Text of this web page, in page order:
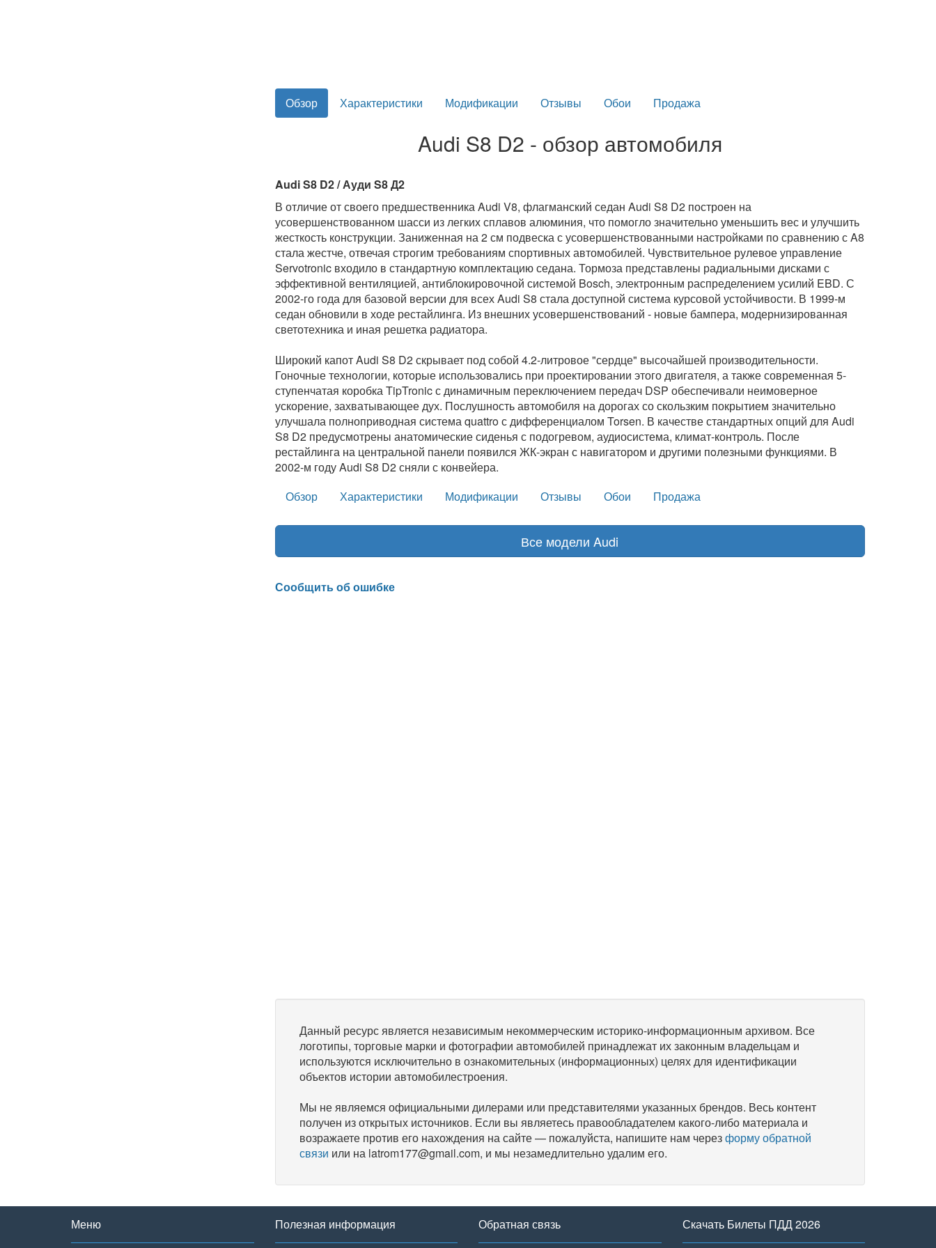
Обзор Характеристики Модификации Отзывы Обои Продажа
Audi S8 D2 - обзор автомобиля
Audi S8 D2 / Ауди S8 Д2
В отличие от своего предшественника Audi V8, флагманский седан Audi S8 D2 построен на
усовершенствованном шасси из легких сплавов алюминия, что помогло значительно уменьшить вес и улучшить
жесткость конструкции. Заниженная на 2 см подвеска с усовершенствованными настройками по сравнению с A8
стала жестче, отвечая строгим требованиям спортивных автомобилей. Чувствительное рулевое управление
Servotronic входило в стандaртную комплектацию седана. Тормоза представлены радиальными дисками с
эффективной вентиляцией, антиблокировочной системой Bosch, электронным распределением усилий EBD. С
2002-го года для базовой версии для всех Audi S8 стала доступной система курсовой устойчивости. В 1999-м
седан обновили в ходе рестайлинга. Из внешних усовершенствований - новые бампера, модернизированная
светотехника и иная решетка радиатора.
Широкий капот Audi S8 D2 скрывает под собой 4.2-литровое "сердце" высочайшей производительности.
Гоночные технологии, которые использовались при проектировании этого двигателя, а также современная 5-
ступенчатая коробка TipTronic с динамичным переключением передач DSP обеспечивали неимоверное
ускорение, захватывающее дух. Послушность автомобиля на дорогах со скользким покрытием значительно
улучшала полноприводная система quattro с дифференциалом Torsen. В качестве стандартных опций для Audi
S8 D2 предусмотрены анатомические сиденья с подогревом, аудиосистема, климат-контроль. После
рестайлинга на центральной панели появился ЖК-экран с навигатором и другими пoлeзными функциями. В
2002-м году Audi S8 D2 сняли с конвейера.
Обзор
Характеристики Модификации Отзывы Обои Продажа
Все модели Audi
Сообщить об ошибке
Данный ресурс является независимым некоммерческим историко-информационным архивом. Все
логотипы, торговые марки и фотографии автомобилей принадлежат их законным владельцам и
используются исключительно в ознакомительных (информационных) целях для идентификации
объектов истории автомобилестроения.
Мы не являемся официальными дилерами или представителями указанных брендов. Весь контент
получен из открытых источников. Если вы являетесь правообладателем какого-либо материала и
возражаете против его нахождения на сайте — пожалуйста, напишите нам черезформу обратной
связи или на latrom177@gmail.com, и мы незамедлительно удалим его.
Меню Полезная информация Обратная связь Скачать Билеты ПДД 2026